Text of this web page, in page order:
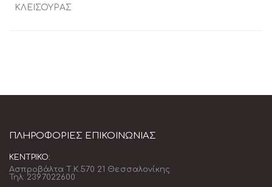
ΚΛΕΙΣΟΥΡΑΣ
ΠΛΗΡΟΦΟΡΊΕΣ ΕΠΙΚΟΙΝΩΝΊΑΣ
ΚΕΝΤΡΙΚΌ:
Ασπροβάλτα Τ.Κ.570 21 Θεσσαλονίκης
Τηλ: 2397022600